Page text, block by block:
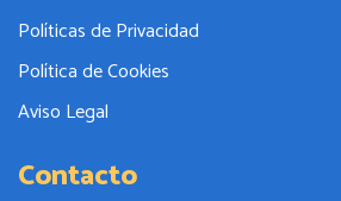
Políticas de Privacidad
Política de Cookies
Aviso Legal
Contacto